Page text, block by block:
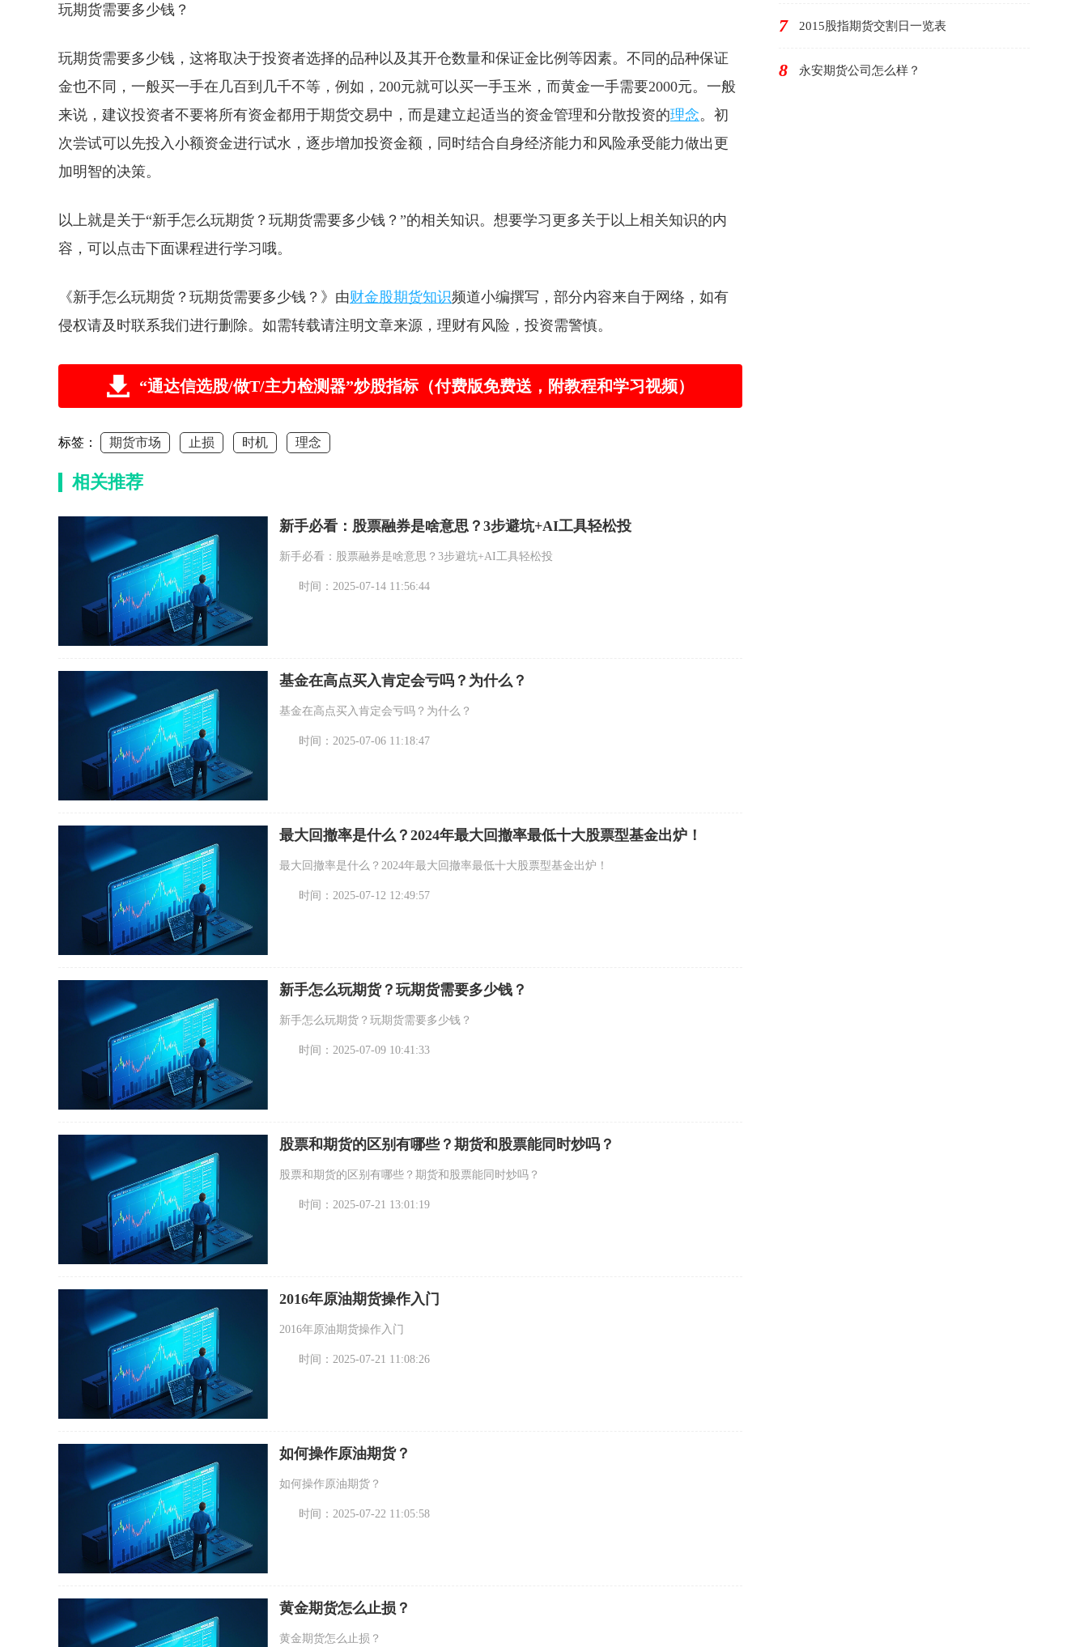
玩期货需要多少钱？
玩期货需要多少钱，这将取决于投资者选择的品种以及其开仓数量和保证金比例等因素。不同的品种保证
金也不同，一般买一手在几百到几千不等，例如，200元就可以买一手玉米，而黄金一手需要2000元。一般
来说，建议投资者不要将所有资金都用于期货交易中，而是建立起适当的资金管理和分散投资的理念。初
次尝试可以先投入小额资金进行试水，逐步增加投资金额，同时结合自身经济能力和风险承受能力做出更
加明智的决策。
以上就是关于“新手怎么玩期货？玩期货需要多少钱？”的相关知识。想要学习更多关于以上相关知识的内
容，可以点击下面课程进行学习哦。
《新手怎么玩期货？玩期货需要多少钱？》由财金股期货知识频道小编撰写，部分内容来自于网络，如有
侵权请及时联系我们进行删除。如需转载请注明文章来源，理财有风险，投资需警慎。
“通达信选股/做T/主力检测器”炒股指标（付费版免费送，附教程和学习视频）
标签： 期货市场 止损 时机 理念
相关推荐
新手必看：股票融券是啥意思？3步避坑+AI工具轻松投
新手必看：股票融券是啥意思？3步避坑+AI工具轻松投
时间：2025-07-14 11:56:44
基金在高点买入肯定会亏吗？为什么？
基金在高点买入肯定会亏吗？为什么？
时间：2025-07-06 11:18:47
最大回撤率是什么？2024年最大回撤率最低十大股票型基金出炉！
最大回撤率是什么？2024年最大回撤率最低十大股票型基金出炉！
时间：2025-07-12 12:49:57
新手怎么玩期货？玩期货需要多少钱？
新手怎么玩期货？玩期货需要多少钱？
时间：2025-07-09 10:41:33
股票和期货的区别有哪些？期货和股票能同时炒吗？
股票和期货的区别有哪些？期货和股票能同时炒吗？
时间：2025-07-21 13:01:19
2016年原油期货操作入门
2016年原油期货操作入门
时间：2025-07-21 11:08:26
如何操作原油期货？
如何操作原油期货？
时间：2025-07-22 11:05:58
黄金期货怎么止损？
黄金期货怎么止损？
7 2015股指期货交割日一览表
8 永安期货公司怎么样？